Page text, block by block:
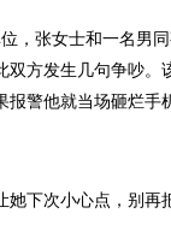
张女士和一名男同
方发生几句争吵。
警他就当场砸烂手
下次小心点，别再